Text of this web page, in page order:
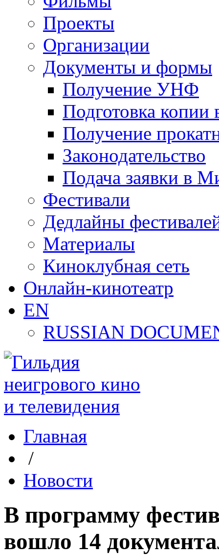
Проекты
Организации
Документы и формы
Получение УНФ
Подготовка копии
Получение
Законодательство
Подача заявки в
Фестивали
Дедлайны
Материалы
Киноклубная сеть
Онлайн-кинотеатр
EN
RUSSIAN
Главная
/
Новости
В программу
вошло 14